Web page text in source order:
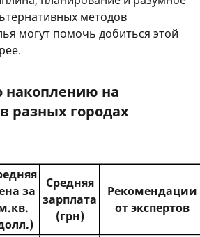
методов
могут помочь добиться этой
накоплению на
разных городах
за
Средняя
зарплата
(грн)
Рекомендации
от экспертов